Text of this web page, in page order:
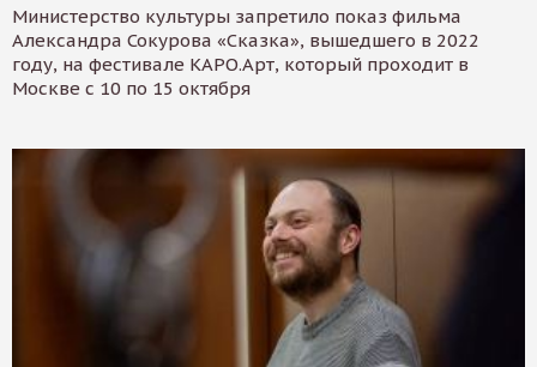
Министерство культуры запретило показ фильма
Александра Сокурова «Сказка», вышедшего в 2022
году, на фестивале КАРО.Арт, который проходит в
Москве с 10 по 15 октября